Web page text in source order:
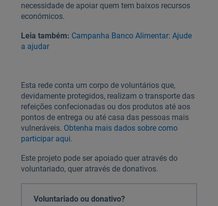
necessidade de apoiar quem tem baixos recursos
económicos.
Leia também: Campanha Banco Alimentar: Ajude
a ajudar
Esta rede conta um corpo de voluntários que,
devidamente protegidos, realizam o transporte das
refeições confecionadas ou dos produtos até aos
pontos de entrega ou até casa das pessoas mais
vulneráveis. Obtenha mais dados sobre como
participar aqui.
Este projeto pode ser apoiado quer através do
voluntariado, quer através de donativos.
Voluntariado ou donativo?